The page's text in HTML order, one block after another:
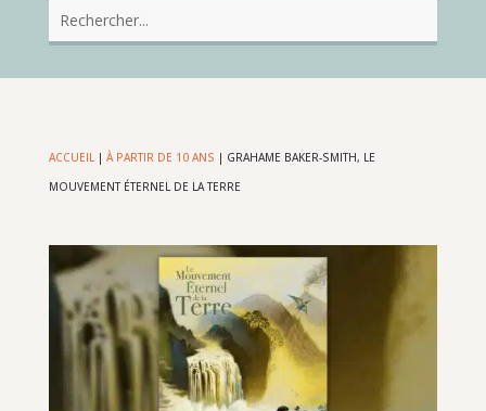
ACCUEIL| À PARTIR DE 10 ANS | GRAHAME BAKER-SMITH, LE
MOUVEMENT ÉTERNEL DE LA TERRE